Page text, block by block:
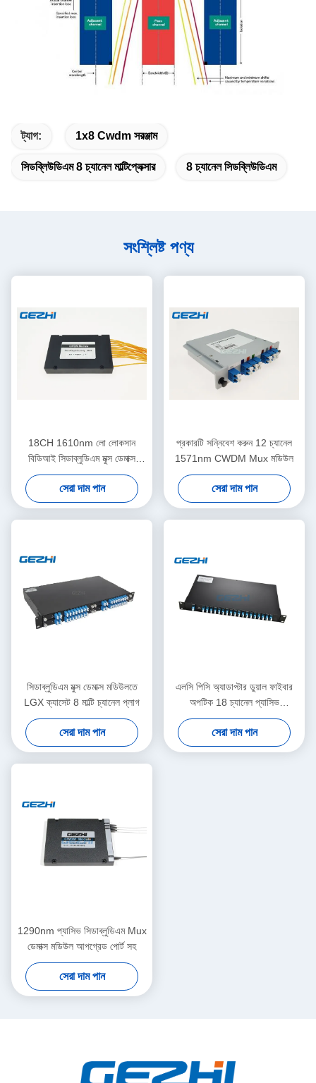
ট্যাগ: 1x8 Cwdm সরঞ্জাম
সিডব্লিউডিএম 8 চ্যানেল মাল্টিপ্লেক্সার 8 চ্যানেল সিডব্লিউডিএম
সংশ্লিষ্ট পণ্য
18CH 1610nm লো লোকসান
বিডিআই সিডাব্লুডিএম মুক্স ডেমাক্স
মডিউল
সেরা দাম পান
প্রকারটি সন্নিবেশ করুন 12 চ্যানেল
1571nm CWDM Mux মডিউল
সেরা দাম পান
সিডাব্লুডিএম মুক্স ডেমাক্স মডিউলতে
LGX ক্যাসেট 8 মাল্টি চ্যানেল প্লাগ
সেরা দাম পান
এলসি পিসি অ্যাডাপ্টার ডুয়াল ফাইবার
অপটিক 18 চ্যানেল প্যাসিভ
সিডাব্লুডিএম
সেরা দাম পান
1290nm প্যাসিভ সিডাব্লুডিএম Mux
ডেমাক্স মডিউল আপগ্রেড পোর্ট সহ
সেরা দাম পান